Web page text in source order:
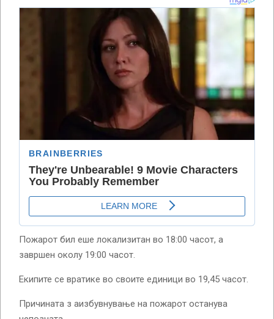
Пожарот бил еше локализитан во 18:00 часот, а
завршен околу 19:00 часот.
Екипите се вратике во своите единици во 19,45 часот.
Причината з аизбувнување на пожарот останува